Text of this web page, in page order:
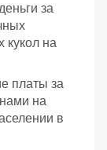
за
кукол на
платы за
на
в